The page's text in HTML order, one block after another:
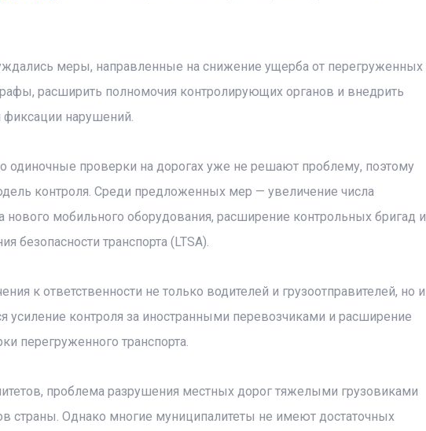
меры, направленные на снижение ущерба от перегруженных
расширить полномочия контролирующих органов и внедрить
нарушений.
одиночные проверки на дорогах уже не решают проблему, поэтому
контроля. Среди предложенных мер — увеличение числа
мобильного оборудования, расширение контрольных бригад и
безопасности транспорта (LTSA).
к ответственности не только водителей и грузоотправителей, но и
усиление контроля за иностранными перевозчиками и расширение
перегруженного транспорта.
проблема разрушения местных дорог тяжелыми грузовиками
страны. Однако многие муниципалитеты не имеют достаточных